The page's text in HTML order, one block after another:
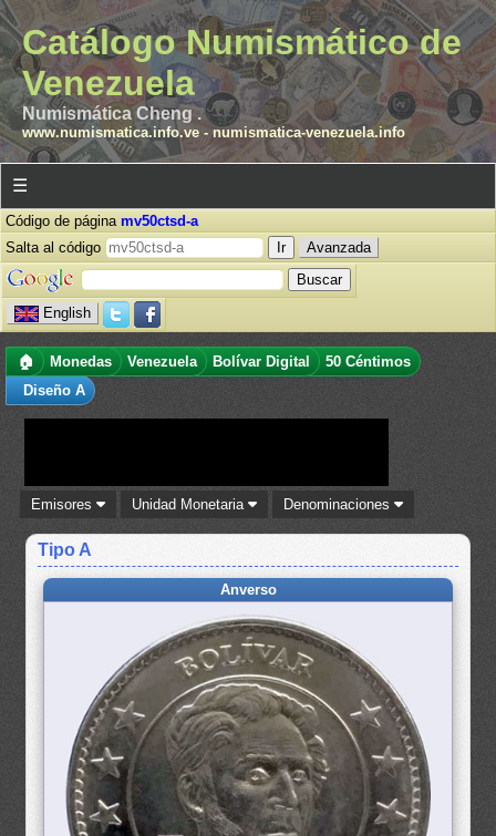
Catálogo Numismático de
Venezuela
Numismática Cheng .
www.numismatica.info.ve- numismatica-venezuela.info
☰
Código de página mv50ctsd-a
Salta al código
Avanzada
English
🏠 Monedas Venezuela Bolívar Digital
50 Céntimos
Diseño A
Emisores Unidad Monetaria Denominaciones
Tipo A
Anverso